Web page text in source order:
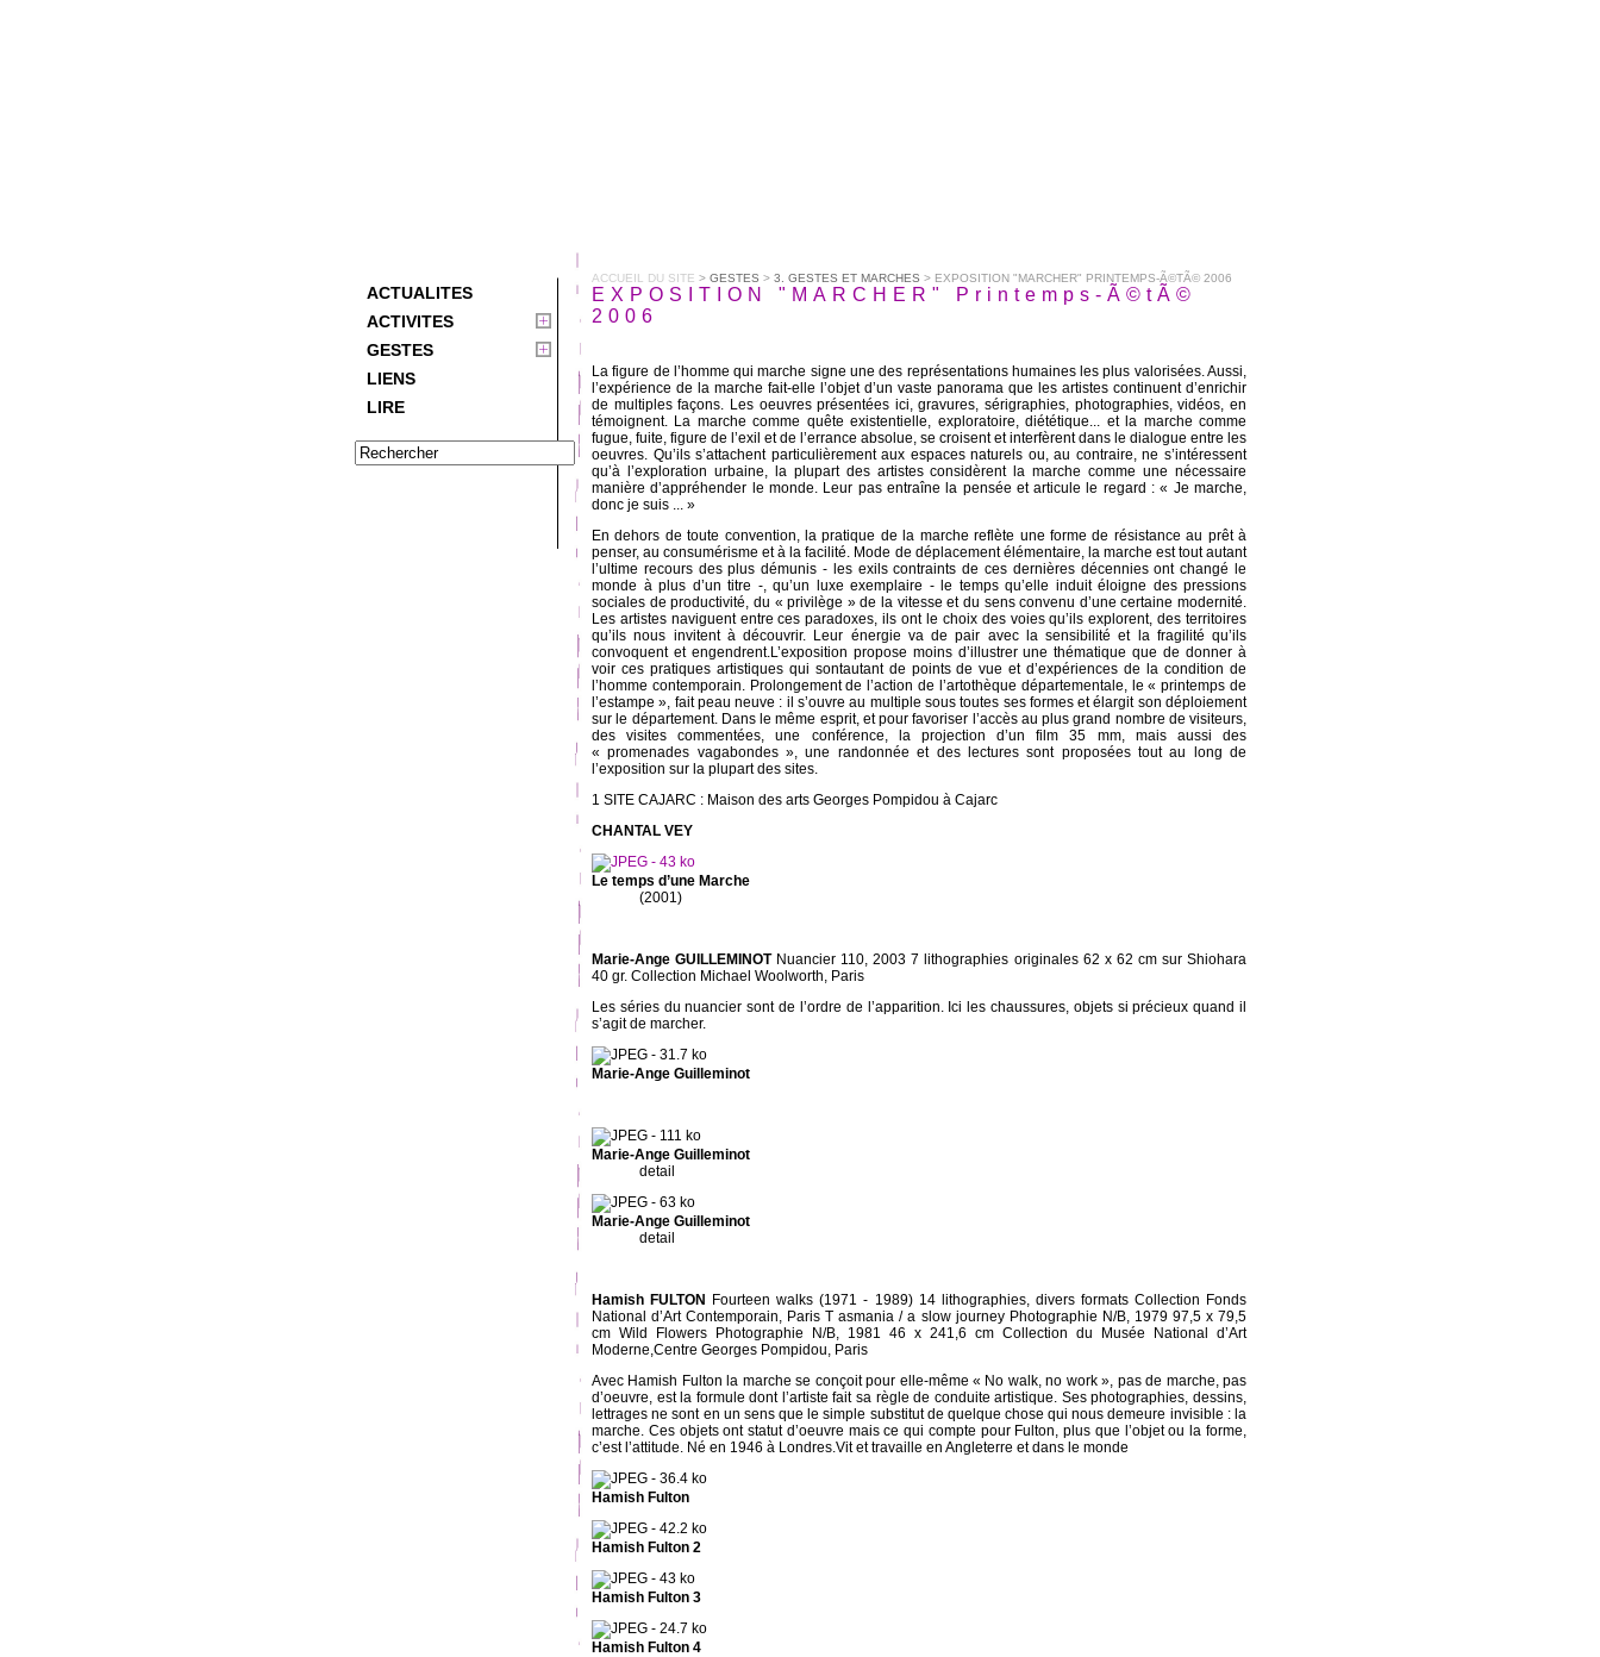
ACTUALITES
ACTIVITES
GESTES
LIENS
LIRE
ACCUEIL DU SITE > GESTES > 3. GESTES ET MARCHES > EXPOSITION "MARCHER" PRINTEMPS-Ã©TÃ© 2006
EXPOSITION "MARCHER" Printemps-Ã©tÃ©
2006
La figure de l’homme qui marche signe une des représentations humaines les plus valorisées. Aussi,
l’expérience de la marche fait-elle l’objet d’un vaste panorama que les artistes continuent d’enrichir
de multiples façons. Les oeuvres présentées ici, gravures, sérigraphies, photographies, vidéos, en
témoignent. La marche comme quête existentielle, exploratoire, diététique... et la marche comme
fugue, fuite, figure de l’exil et de l’errance absolue, se croisent et interfèrent dans le dialogue entre les
oeuvres. Qu’ils s’attachent particulièrement aux espaces naturels ou, au contraire, ne s’intéressent
qu’à l’exploration urbaine, la plupart des artistes considèrent la marche comme une nécessaire
manière d’appréhender le monde. Leur pas entraîne la pensée et articule le regard : « Je marche,
donc je suis ... »
En dehors de toute convention, la pratique de la marche reflète une forme de résistance au prêt à
penser, au consumérisme et à la facilité. Mode de déplacement élémentaire, la marche est tout autant
l’ultime recours des plus démunis - les exils contraints de ces dernières décennies ont changé le
monde à plus d’un titre -, qu’un luxe exemplaire - le temps qu’elle induit éloigne des pressions
sociales de productivité, du « privilège » de la vitesse et du sens convenu d’une certaine modernité.
Les artistes naviguent entre ces paradoxes, ils ont le choix des voies qu’ils explorent, des territoires
qu’ils nous invitent à découvrir. Leur énergie va de pair avec la sensibilité et la fragilité qu’ils
convoquent et engendrent.L’exposition propose moins d’illustrer une thématique que de donner à
voir ces pratiques artistiques qui sontautant de points de vue et d’expériences de la condition de
l’homme contemporain. Prolongement de l’action de l’artothèque départementale, le « printemps de
l’estampe », fait peau neuve : il s’ouvre au multiple sous toutes ses formes et élargit son déploiement
sur le département. Dans le même esprit, et pour favoriser l’accès au plus grand nombre de visiteurs,
des visites commentées, une conférence, la projection d’un film 35 mm, mais aussi des
« promenades vagabondes », une randonnée et des lectures sont proposées tout au long de
l’exposition sur la plupart des sites.
1 SITE CAJARC : Maison des arts Georges Pompidou à Cajarc
CHANTAL VEY
Le temps d’une Marche
(2001)
Marie-Ange GUILLEMINOTNuancier 110, 2003 7 lithographies originales 62 x 62 cm sur Shiohara
40 gr. Collection Michael Woolworth, Paris
Les séries du nuancier sont de l’ordre de l’apparition. Ici les chaussures, objets si précieux quand il
s’agit de marcher.
Marie-Ange Guilleminot
Marie-Ange Guilleminot
detail
Marie-Ange Guilleminot
detail
Hamish FULTON
Fourteen walks (1971 - 1989) 14 lithographies, divers formats Collection Fonds
National d’Art Contemporain, Paris T asmania / a slow journey Photographie N/B, 1979 97,5 x 79,5
cm Wild Flowers Photographie N/B, 1981 46 x 241,6 cm Collection du Musée National d’Art
Moderne,Centre Georges Pompidou, Paris
Avec Hamish Fulton la marche se conçoit pour elle-même « No walk, no work », pas de marche, pas
d’oeuvre, est la formule dont l’artiste fait sa règle de conduite artistique. Ses photographies, dessins,
lettrages ne sont en un sens que le simple substitut de quelque chose qui nous demeure invisible : la
marche. Ces objets ont statut d’oeuvre mais ce qui compte pour Fulton, plus que l’objet ou la forme,
c’est l’attitude. Né en 1946 à Londres.Vit et travaille en Angleterre et dans le monde
Hamish Fulton
Hamish Fulton 2
Hamish Fulton 3
Hamish Fulton 4